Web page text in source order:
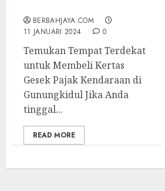
BERBAHJAYA.COM
11 JANUARI 2024
0
Temukan Tempat Terdekat
untuk Membeli Kertas
Gesek Pajak Kendaraan di
Gunungkidul Jika Anda
tinggal...
READ MORE